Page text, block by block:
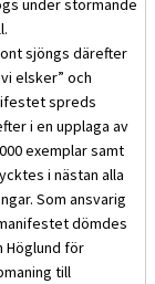
under stormande
sjöngs därefter
vi elsker” och
spreds
i en upplaga av
exemplar samt
i nästan alla
Som ansvarig
dömdes
Höglund för
till